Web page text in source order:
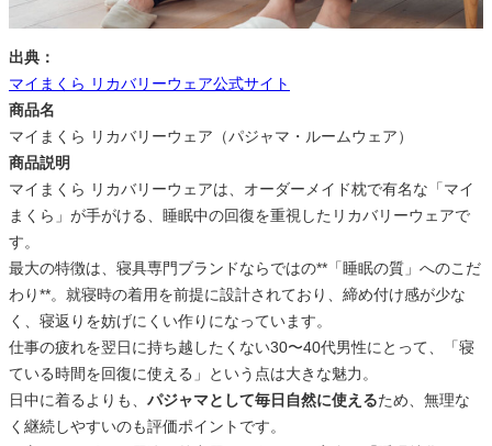
出典：
マイまくら リカバリーウェア公式サイト
商品名
マイまくら リカバリーウェア（パジャマ・ルームウェア）
商品説明
マイまくら リカバリーウェアは、オーダーメイド枕で有名な「マイ
まくら」が手がける、睡眠中の回復を重視したリカバリーウェアで
す。
最大の特徴は、寝具専門ブランドならではの**「睡眠の質」へのこだ
わり**。就寝時の着用を前提に設計されており、締め付け感が少な
く、寝返りを妨げにくい作りになっています。
仕事の疲れを翌日に持ち越したくない30〜40代男性にとって、「寝
ている時間を回復に使える」という点は大きな魅力。
日中に着るよりも、 パジャマとして毎日自然に使えるため、無理な
く継続しやすいのも評価ポイントです。